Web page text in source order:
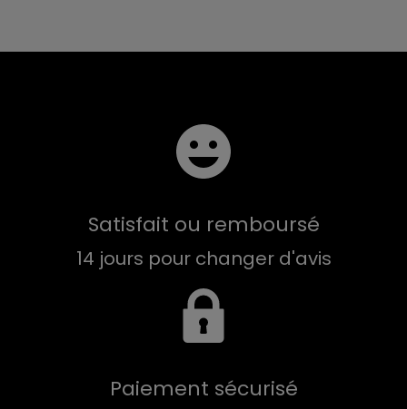
Satisfait ou remboursé
14 jours pour changer d'avis
Paiement sécurisé